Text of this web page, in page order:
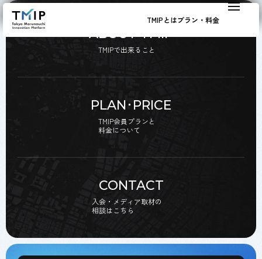
TMIPとはプラン・料金
ABOUT TMIP
TMIPで出来ること
PLAN･PRICE
TMIP会員プランと
料金について
CONTACT
入会・メディア取材の
相談はこちら